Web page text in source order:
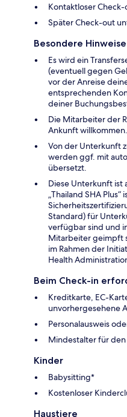
Kontaktloser
Später Check-out
Besondere
Es wird ein
(eventuell gegen
vor der Anreise
entsprechenden
deiner
Die Mitarbeiter der
Ankunft willkommen.
Von der Unterkunft
werden ggf. mit
übersetzt.
Diese Unterkunft ist
„Thailand SHA
Standard) für
verfügbar sind und
Mitarbeiter geimpft
im Rahmen der
Health
Beim Check-in
Kreditkarte, EC-
unvorhergesehene
Personalausweis
Mindestalter für den
Kinder
Babysitting*
Kostenloser
Haustiere